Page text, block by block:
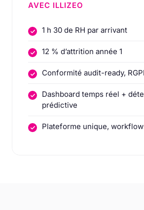
AVEC ILLIZEO
1 h 30 de RH par arrivant
12 % d’attrition année 1
Conformité audit-ready,
Dashboard temps réel +
prédictive
Plateforme unique,